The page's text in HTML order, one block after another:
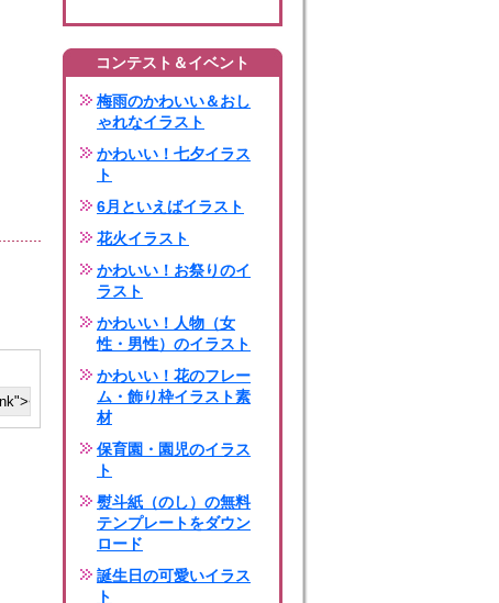
コンテスト＆イベント
梅雨のかわいい＆おし
ゃれなイラスト
かわいい！七夕イラス
ト
6月といえばイラスト
花火イラスト
かわいい！お祭りのイ
ラスト
かわいい！人物（女
性・男性）のイラスト
かわいい！花のフレー
ム・飾り枠イラスト素
材
保育園・園児のイラス
ト
熨斗紙（のし）の無料
テンプレートをダウン
ロード
誕生日の可愛いイラス
ト